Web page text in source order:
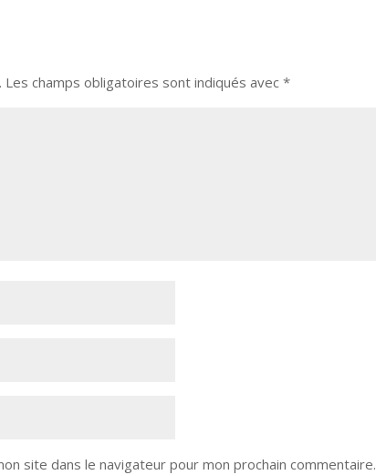
Les champs obligatoires sont indiqués avec*
site dans le navigateur pour mon prochain commentaire.